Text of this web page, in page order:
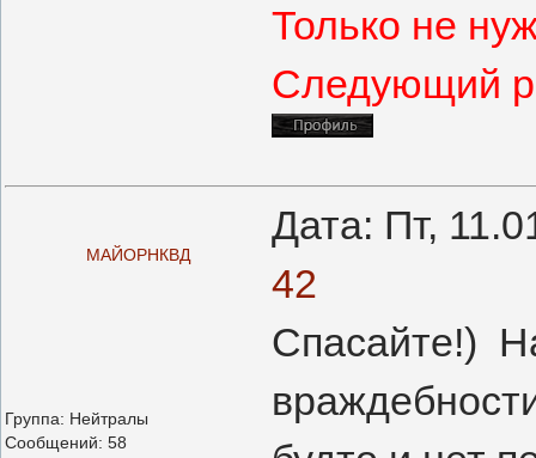
Только не
Следующий
МАЙОРНКВД
Дата: Пт,
42
Группа: Нейтралы
Сообщений: 58
Спасайте!)